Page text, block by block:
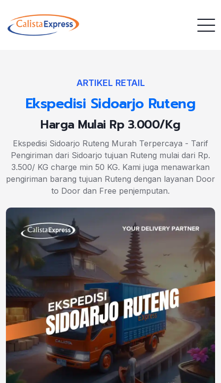
ARTIKEL RETAIL
Ekspedisi Sidoarjo Ruteng
Harga Mulai Rp 3.000/Kg
Ekspedisi Sidoarjo Ruteng Murah Terpercaya - Tarif
Pengiriman dari Sidoarjo tujuan Ruteng mulai dari Rp.
3.500/ KG charge min 50 KG. Kami juga menawarkan
pengiriman barang tujuan Ruteng dengan layanan Door
to Door dan Free penjemputan.